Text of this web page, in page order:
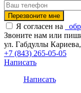
Я согласен на
Звоните нам или
ул. Габдуллы
+7 (843) 265-05-05
Написать
Написать